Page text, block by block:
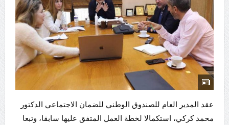
عقد المدير العام للصندوق الوطني للضمان الاجتماعي الدكتور
محمد كركي، استكمالا لخطة العمل المتفق عليها سابقا، وتبعا